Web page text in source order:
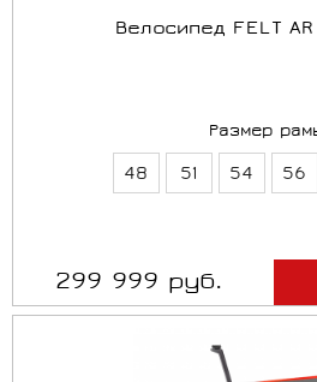
Велосипед FELT AR
Размер
48 51 54 56
299 999 руб.